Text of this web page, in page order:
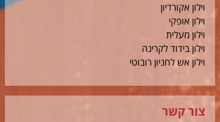
וילון אקורדיון
וילון אופקי
וילון מעלית
וילון בידוד לקרינה
וילון אש לחניון רובוטי
צור קשר